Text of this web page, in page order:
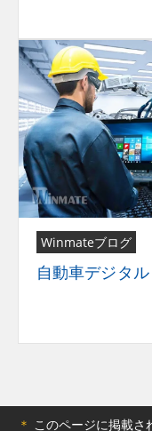
Winmateブログ
自動車デジタ
＊ このページに掲載さ